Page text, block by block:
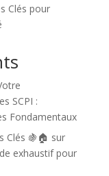
Clés pour
SCPI :
Fondamentaux
Clés 🍇🏠 sur
exhaustif pour